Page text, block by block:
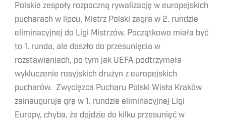
Polskie zespoły rozpoczną rywalizację w europejskich
pucharach w lipcu. Mistrz Polski zagra w 2. rundzie
eliminacyjnej do Ligi Mistrzów. Początkowo miała być
to 1. runda, ale doszło do przesunięcia w
rozstawieniach, po tym jak UEFA podtrzymała
wykluczenie rosyjskich drużyn z europejskich
pucharów. Zwycięzca Pucharu Polski Wisła Kraków
zainauguruje grę w 1. rundzie eliminacyjnej Ligi
Europy, chyba, że dojdzie do kilku przesunięć w